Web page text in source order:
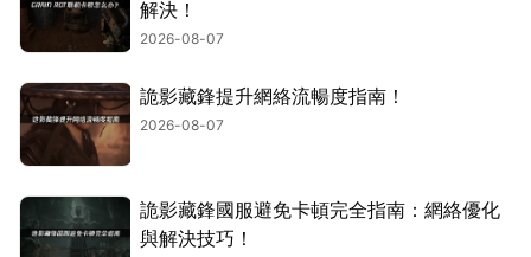
解決！
2026-08-07
詭影藏鋒提升網絡流暢度指南！
2026-08-07
詭影藏鋒國服避免卡頓完全指南：網絡優化
與解決技巧！